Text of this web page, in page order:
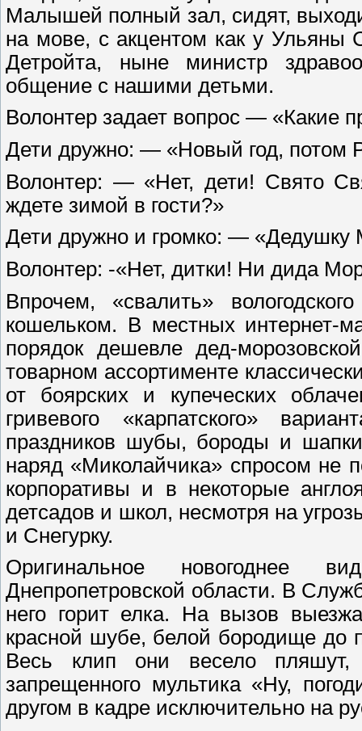
Малышей полный зал, сидят,
на мове, с акцентом как у Ульяны
Детройта, ныне министр
общение с нашими детьми.
Волонтер задает вопрос — «Какие
Дети дружно: — «Новый год, потом
Волонтер: — «Нет, дети! Свято
ждете зимой в гости?»
Дети дружно и громко: — «Дедушку
Волонтер: -«Нет, дитки! Ни дида
Впрочем, «свалить»
кошельком. В местных интернет-
порядок дешевле дед-
товарном ассортименте
от боярских и купеческих
гривевого «карпатского»
праздников шубы, бороды и
наряд «Миколайчика» спросом не
корпоративы и в некоторые
детсадов и школ, несмотря на
и Снегурку.
Оригинальное новогоднее
Днепропетровской области. В
него горит елка. На вызов
красной шубе, белой бородище до
Весь клип они весело
запрещенного мультика «Ну,
другом в кадре исключительно на